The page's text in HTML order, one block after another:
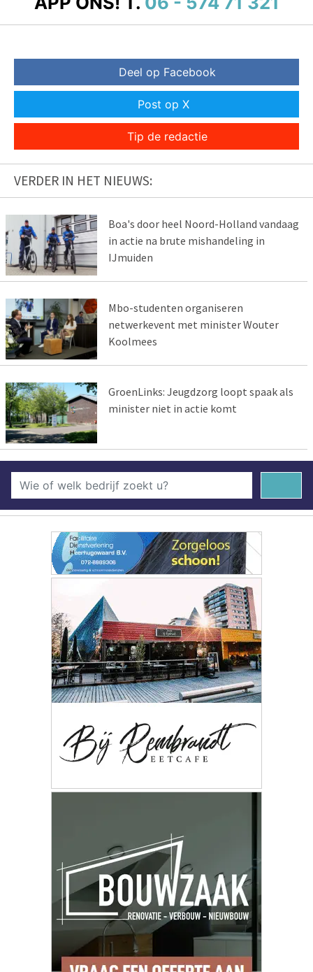
Deel op Facebook
Post op X
Tip de redactie
VERDER IN HET NIEUWS:
Boa's door heel Noord-Holland vandaag
in actie na brute mishandeling in
IJmuiden
Mbo-studenten organiseren
netwerkevent met minister Wouter
Koolmees
GroenLinks: Jeugdzorg loopt spaak als
minister niet in actie komt